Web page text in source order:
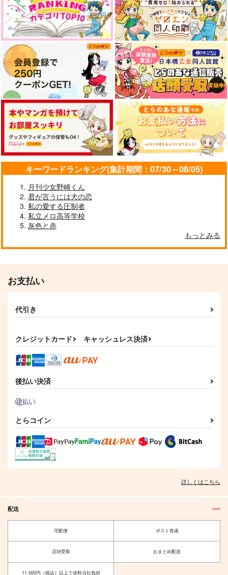
いっしょにくらそ！
瘢
550円（税込）
天城燐音×天城一彩
サンプル
作品詳細
ダブセン短編2
usami
629円（税込）
天城燐音×HiMERU
サンプル
兄さん！！〇〇とは、
何だ？4.5
おちゃわん
692円（税込）
天城燐音×天城一彩
サンプル
愛して、もっと輝いて
1,100円（税込）
天城燐音×天城一彩
サンプル
作品詳細
シッター,シッター！
街屋
1,100
天城燐音
メル燐HOLIC
2,200円（税込）
944円（税込）
天城燐音×HiMERU
1,430円（税込）
天城燐音×HiMERU
キーワードランキング(集計期間：07/30～08/05)
月刊少女野崎くん
君が言うには犬の恋
私の愛する圧制者
私立メロ高等学校
灰色と赤
もっとみる
お支払い
代引き
クレジットカード キャッシュレス決済
後払い決済
とらコイン
詳しくはこちら
配送
宅配便 ポスト投函
店頭受取 おまとめ配送
11,000円（税込）以上で送料当社負担